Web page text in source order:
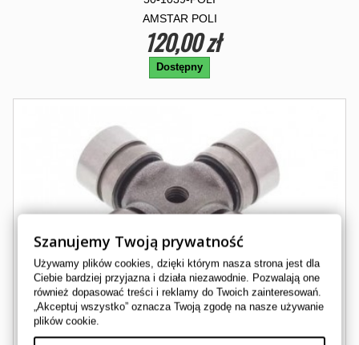
AMSTAR POLI
120,00 zł
Dostępny
Szanujemy Twoją prywatność
Używamy plików cookies, dzięki którym nasza strona jest dla
Ciebie bardziej przyjazna i działa niezawodnie. Pozwalają one
również dopasować treści i reklamy do Twoich zainteresowań.
„Akceptuj wszystko” oznacza Twoją zgodę na nasze używanie
plików cookie.